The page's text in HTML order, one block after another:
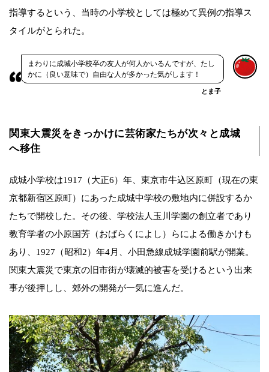
指導するという、当時の小学校としては極めて異例の指導ス
タイルがとられた。
まわりに成城小学校卒の友人が何人かいるんですが、たし
かに（良い意味で）自由な人が多かった気がします！
とま子
関東大震災をきっかけに芸術家たちが次々と成城
へ移住
成城小学校は1917（大正6）年、東京市牛込区原町（現在の東
京都新宿区原町）にあった成城中学校の敷地内に併設するか
たちで開校した。その後、学校法人玉川学園の創立者であり
教育学者の小原国芳（おばらくによし）らによる働きかけも
あり、1927（昭和2）年4月、小田急線成城学園前駅が開業。
関東大震災で東京の旧市街が壊滅的被害を受けるという出来
事が後押しし、郊外の開発が一気に進んだ。